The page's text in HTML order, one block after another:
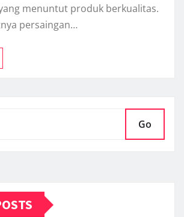
menuntut produk berkualitas.
persaingan…
Go